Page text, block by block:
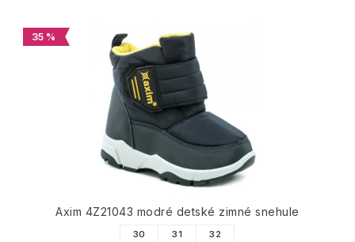
35 %
Axim 4Z21043 modré detské zimné snehule
30 31 32